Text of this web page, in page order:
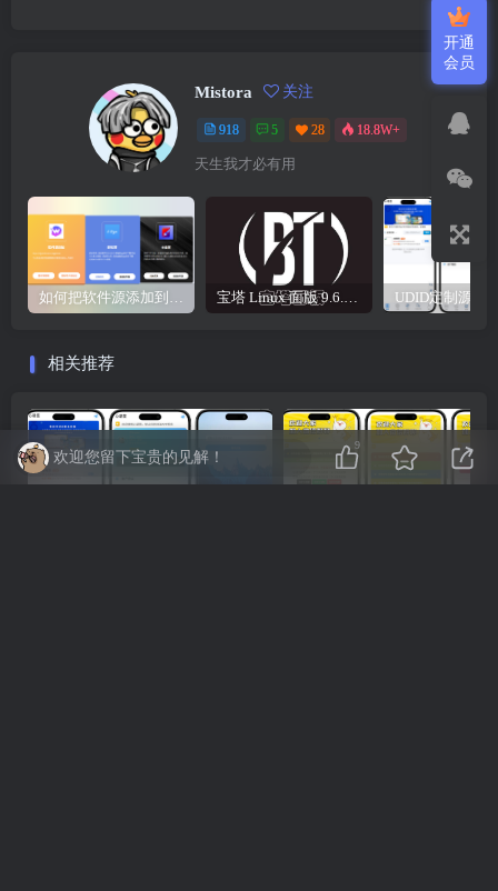
Mistora 关注
918 5 28 18.8W+
天生我才必有用
如何把软件源添加到签名工具，保姆级教学，小白都能学会！ 宝塔 Linux 面版 9.6.0 企业版/开心版详细教程，保姆级教学
相关推荐
欢迎您留下宝贵的见解！
9
开通
会员